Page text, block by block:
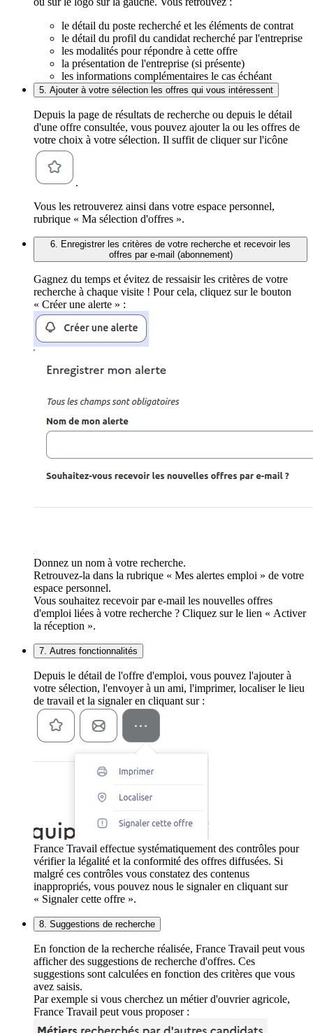
le détail du poste recherché et les éléments de contrat
le détail du profil du candidat recherché par l'entreprise
les modalités pour répondre à cette offre
la présentation de l'entreprise (si présente)
les informations complémentaires le cas échéant
5. Ajouter à votre sélection les offres qui vous intéressent
Depuis la page de résultats de recherche ou depuis le détail
d'une offre consultée, vous pouvez ajouter la ou les offres de
votre choix à votre sélection. Il suffit de cliquer sur l'icône
.
Vous les retrouverez ainsi dans votre espace personnel,
rubrique « Ma sélection d'offres ».
6. Enregistrer les critères de votre recherche et recevoir les
offres par e-mail (abonnement)
Gagnez du temps et évitez de ressaisir les critères de votre
recherche à chaque visite ! Pour cela, cliquez sur le bouton
« Créer une alerte » :
Donnez un nom à votre recherche.
Retrouvez-la dans la rubrique « Mes alertes emploi » de votre
espace personnel.
Vous souhaitez recevoir par e-mail les nouvelles offres
d'emploi liées à votre recherche ? Cliquez sur le lien « Activer
la réception ».
7. Autres fonctionnalités
Depuis le détail de l'offre d'emploi, vous pouvez l'ajouter à
votre sélection, l'envoyer à un ami, l'imprimer, localiser le lieu
de travail et la signaler en cliquant sur :
France Travail effectue systématiquement des contrôles pour
vérifier la légalité et la conformité des offres diffusées. Si
malgré ces contrôles vous constatez des contenus
inappropriés, vous pouvez nous le signaler en cliquant sur
« Signaler cette offre ».
8. Suggestions de recherche
En fonction de la recherche réalisée, France Travail peut vous
afficher des suggestions de recherche d'offres. Ces
suggestions sont calculées en fonction des critères que vous
avez saisis.
Par exemple si vous cherchez un métier d'ouvrier agricole,
France Travail peut vous proposer :